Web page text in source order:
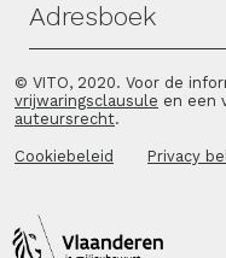
Adresboek
© VITO, 2020. Voor de
vrijwaringsclausule en een
auteursrecht.
Cookiebeleid Privacy